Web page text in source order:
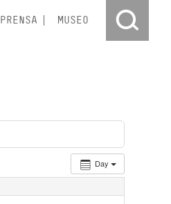
PRENSA MUSEO
Day